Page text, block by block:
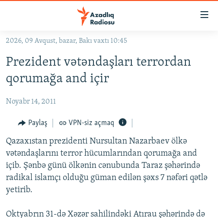
Əsas
qayıt
Əsas
naviqasiyaya
qayıt
KORRUPSIOMETR
#ƏSLINDƏ
FƏRQƏ BAX
QANUNI DOĞRU
ARAŞDIRMA
MULTIMEDIA
VIDEO
FOTOQALEREYA
RADIO ARXIV
OXU ZALI
HAQQIMIZDA
2026, 09 Avqust, bazar, Bakı vaxtı 10:45
Prezident vətəndaşları terrordan
qorumağa and içir
Noyabr 14, 2011
Paylaş VPN-siz açmaq
Qazaxıstan prezidenti Nursultan Nazarbaev ölkə
vətəndaşlarını terror hücumlarından qorumağa and
içib. Şənbə günü ölkənin cənubunda Taraz şəhərində
radikal islamçı olduğu güman edilən şəxs 7 nəfəri qətlə
yetirib.
Oktyabrın 31-də Xəzər sahilindəki Atırau şəhərində də